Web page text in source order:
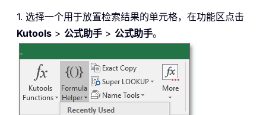
1. 选择一个用于放置检索结果的单元格，在功能区点击
Kutools > 公式助手 > 公式助手。